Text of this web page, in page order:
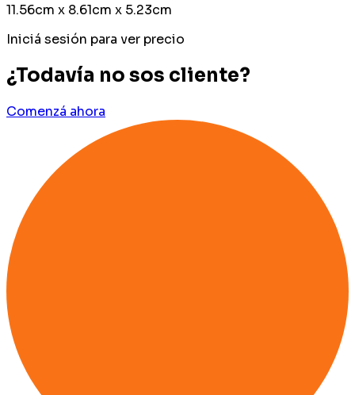
11.56cm x 8.61cm x 5.23cm
Iniciá sesión para ver precio
¿Todavía no sos cliente?
Comenzá ahora